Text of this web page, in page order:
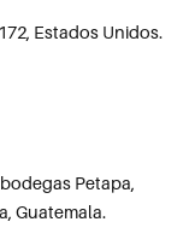
Estados Unidos.
Petapa,
Guatemala.